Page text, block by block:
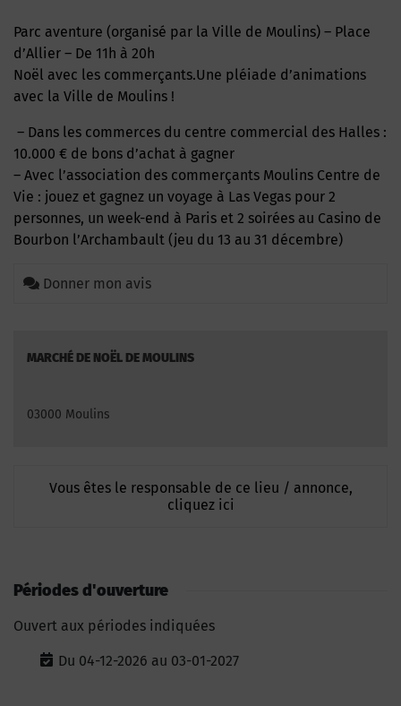
Parc aventure (organisé par la Ville de Moulins) – Place
d’Allier – De 11h à 20h
Noël avec les commerçants.Une pléiade d’animations
avec la Ville de Moulins !
– Dans les commerces du centre commercial des Halles :
10.000 € de bons d’achat à gagner
– Avec l’association des commerçants Moulins Centre de
Vie : jouez et gagnez un voyage à Las Vegas pour 2
personnes, un week-end à Paris et 2 soirées au Casino de
Bourbon l’Archambault (jeu du 13 au 31 décembre)
Donner mon avis
MARCHÉ DE NOËL DE MOULINS
03000 Moulins
Vous êtes le responsable de ce lieu / annonce,
cliquez ici
Périodes d'ouverture
Ouvert aux périodes indiquées
Du 04-12-2026 au 03-01-2027